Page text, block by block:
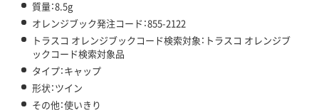
質量：8.5g
オレンジブック発注コード：855-2122
トラスコ オレンジブックコード検索対象：トラスコ オレンジブ
ックコード検索対象品
タイプ：キャップ
形状：ツイン
その他：使いきり